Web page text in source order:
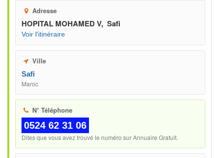
Adresse
HOPITAL MOHAMED V, Safi
Voir l'itinéraire
Ville
Safi
Maroc
N° Téléphone
0524 62 31 06
Dites que vous avez trouvé le numéro sur Annuaire Gratuit.